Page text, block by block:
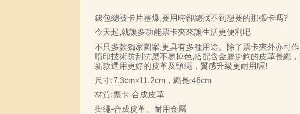
錢包總被卡片塞爆,要用時卻總找不到想要的那張卡嗎?
今天起,就讓多功能票卡夾來讓生活更便利吧
不只多款獨家圖案,更具有多種用途。除了票卡夾外亦可
噴印技術防刮抗磨不易掉色,搭配含金屬掛鉤的皮革長繩，
新款選用更好的皮革及頸繩，質感升級更耐用喔!
尺寸:7.3cm×11.2cm ，繩長:46cm
材質:票卡-合成皮革
掛繩-合成皮革、耐用金屬